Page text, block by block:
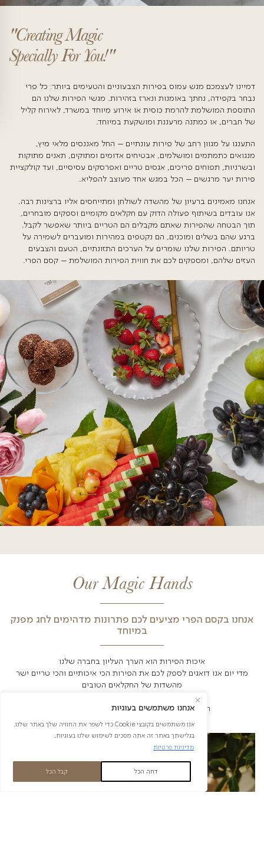
Our Magic Fruits
טבעי שהגעתם לכאן.
מביאים את עושר הטעמים שבטבע אליכם הביתה.
האיכרים המקוון שלכם עם טוויסט: אנחנו לא רק מוכרים
מוכרים את העושר שבפירות טריים המגיעים ישר מהשדה,
בקפידה מחקלאים מקומיים נבחרים אשר מתמחים
האיכותיים ביותר. אנו דואגים לקנות את הפירות המובחרים
בפינצטה על ידי מומחים בתחום. כל פרי עובר בדיקה
את הטריות, הטעם והאיכות הטובים ביותר.
מתחייבים לספק את הפירות הטריים והטעימים ביותר.
רגע לפני המשלוח ומועברים ללקוחות ברכבי קירור
הפירות מגיעים אליכם במצב הטוב והטרי ביותר.
"Creating Magic
Specially For You!"
מגש עמוס בפירות הצבעוניים והטעימים ביותר: כל פרי
באומנות ונארז בזהירות. מגשי הפירות שלנו הם
להרמת כוסית או אירוע מיוחד במשרד, לאירוח קליל